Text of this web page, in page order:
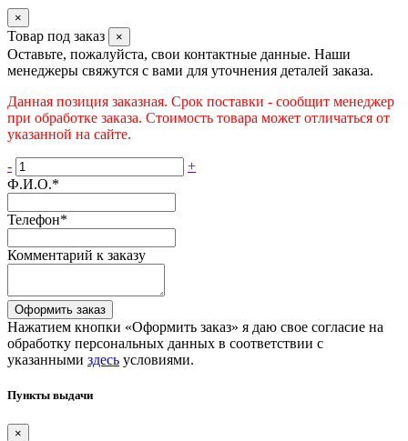
×
Товар под заказ ×
Оставьте, пожалуйста, свои контактные данные. Наши
менеджеры свяжутся с вами для уточнения деталей заказа.
Данная позиция заказная. Срок поставки - сообщит менеджер
при обработке заказа. Стоимость товара может отличаться от
указанной на сайте.
-
+
Ф.И.О.*
Телефон*
Комментарий к заказу
Оформить заказ
Нажатием кнопки «Оформить заказ» я даю свое согласие на
обработку персональных данных в соответствии с
указанными здесь условиями.
Пункты выдачи
×